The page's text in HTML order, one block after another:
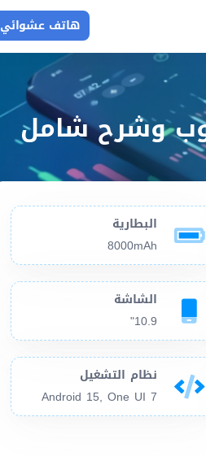
هاتف عشوائي
البطارية
8000mAh
الشاشة
10.9"
نظام التشغيل
Android 15, One UI 7